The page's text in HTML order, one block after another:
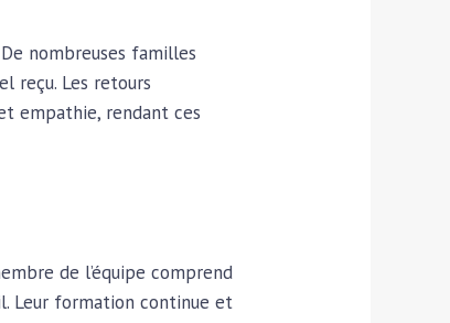
nombreuses familles
reçu. Les retours
empathie, rendant ces
de l’équipe comprend
Leur formation continue et